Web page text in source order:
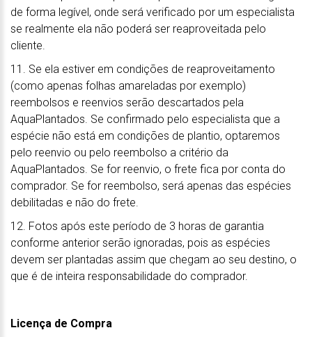
de forma legível, onde será verificado por um especialista
se realmente ela não poderá ser reaproveitada pelo
cliente.
11. Se ela estiver em condições de reaproveitamento
(como apenas folhas amareladas por exemplo)
reembolsos e reenvios serão descartados pela
AquaPlantados. Se confirmado pelo especialista que a
espécie não está em condições de plantio, optaremos
pelo reenvio ou pelo reembolso a critério da
AquaPlantados. Se for reenvio, o frete fica por conta do
comprador. Se for reembolso, será apenas das espécies
debilitadas e não do frete.
12. Fotos após este período de 3 horas de garantia
conforme anterior serão ignoradas, pois as espécies
devem ser plantadas assim que chegam ao seu destino, o
que é de inteira responsabilidade do comprador.
Licença de Compra